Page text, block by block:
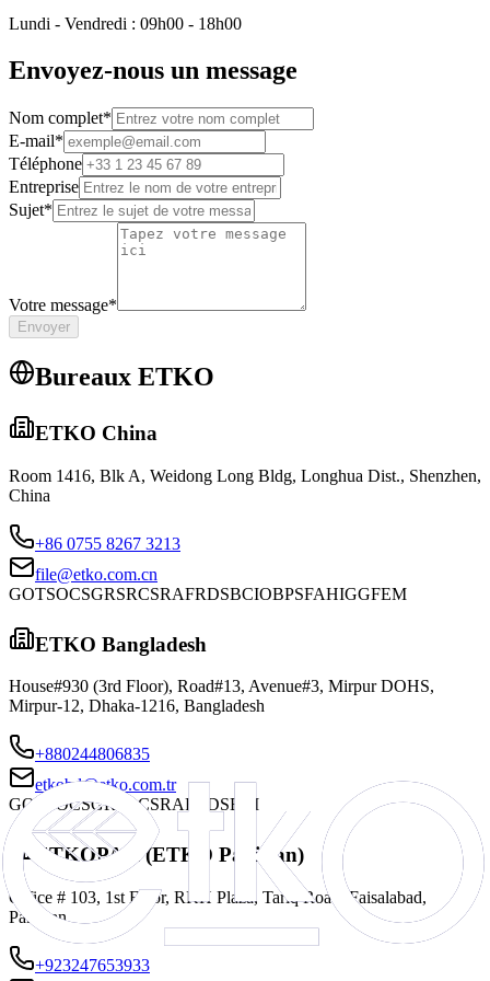
Lundi - Vendredi : 09h00 - 18h00
Envoyez-nous un message
Nom complet*
E-mail*
Téléphone
Entreprise
Sujet*
Votre message*
Envoyer
Bureaux ETKO
ETKO China
Room 1416, Blk A, Weidong Long Bldg, Longhua Dist., Shenzhen,
China
+86 0755 8267 3213
file@etko.com.cn
GOTSOCSGRSRCSRAFRDSBCIOBPSFAHIGGFEM
ETKO Bangladesh
House#930 (3rd Floor), Road#13, Avenue#3, Mirpur DOHS,
Mirpur-12, Dhaka-1216, Bangladesh
+880244806835
etkobd@etko.com.tr
GOTSOCSGRS RCSRAF RDSBCI
ETKOPAK (ETKO Pakistan)
Office # 103, 1st Floor, RKH Plaza, Tariq Road, Faisalabad,
Pakistan
+923247653933